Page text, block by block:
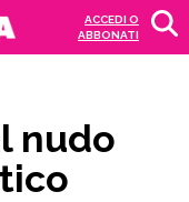
ACCEDI O
ABBONATI
nudo